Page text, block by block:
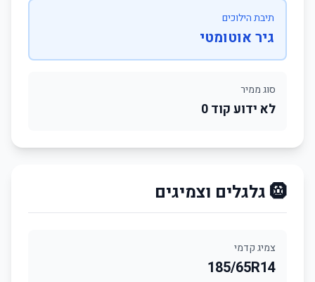
תיבת הילוכים
גיר אוטומטי
סוג ממיר
לא ידוע קוד 0
🛞 גלגלים וצמיגים
צמיג קדמי
185/65R14